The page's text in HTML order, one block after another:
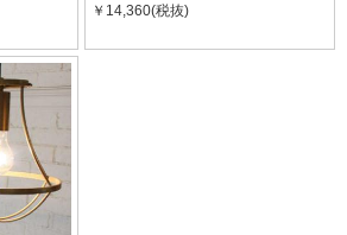
￥14,360(税抜)